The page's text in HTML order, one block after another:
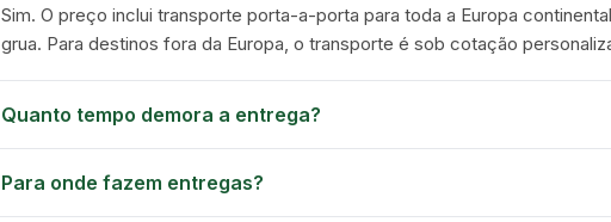
Sim. O preço inclui transporte porta-a-porta para toda a Europa
grua. Para destinos fora da Europa, o transporte é sob cotação
Quanto tempo demora a entrega?
Para onde fazem entregas?